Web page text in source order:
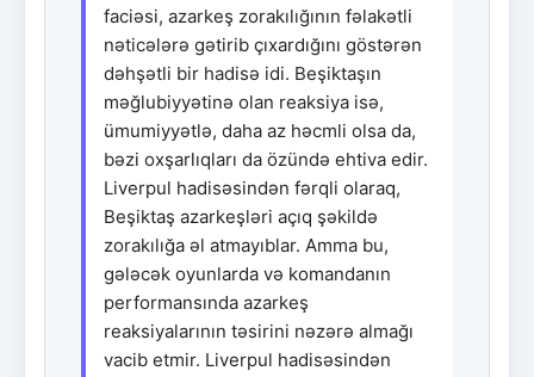
faciəsi, azarkeş zorakılığının fəlakətli
nəticələrə gətirib çıxardığını göstərən
dəhşətli bir hadisə idi. Beşiktaşın
məğlubiyyətinə olan reaksiya isə,
ümumiyyətlə, daha az həcmli olsa da,
bəzi oxşarlıqları da özündə ehtiva edir.
Liverpul hadisəsindən fərqli olaraq,
Beşiktaş azarkeşləri açıq şəkildə
zorakılığa əl atmayıblar. Amma bu,
gələcək oyunlarda və komandanın
performansında azarkeş
reaksiyalarının təsirini nəzərə almağı
vacib etmir. Liverpul hadisəsindən